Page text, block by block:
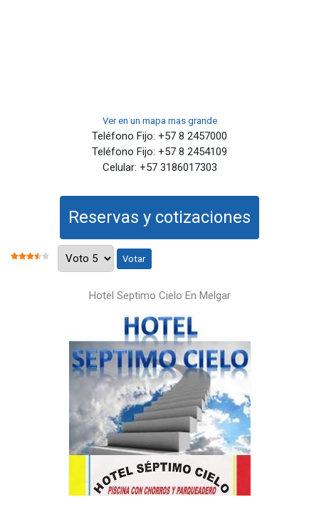
Ver en un mapa mas grande
Teléfono Fijo: +57 8 2457000
Teléfono Fijo: +57 8 2454109
Celular: +57 3186017303
Reservas y cotizaciones
RATIO:3.5/ Por favor, vote
Hotel Septimo Cielo En Melgar